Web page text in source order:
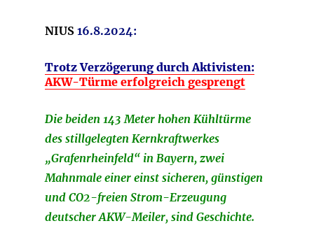
NIUS16.8.2024:
Trotz Verzögerung durch Aktivisten:
AKW-Türme erfolgreich gesprengt
Die beiden 143 Meter hohen Kühltürme
des stillgelegten Kernkraftwerkes
„Grafenrheinfeld“ in Bayern, zwei
Mahnmale einer einst sicheren, günstigen
und CO2-freien Strom-Erzeugung
deutscher AKW-Meiler, sind Geschichte.